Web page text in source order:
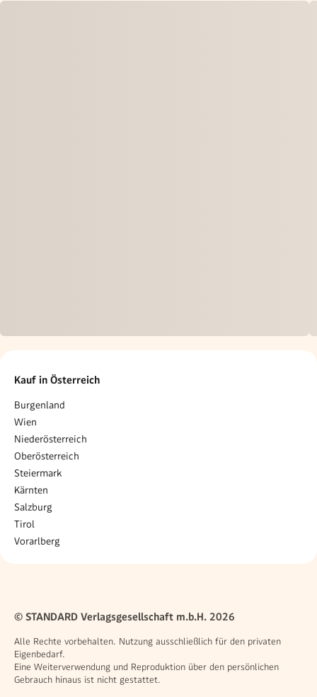
Kauf in Österreich
Burgenland
Wien
Niederösterreich
Oberösterreich
Steiermark
Kärnten
Salzburg
Tirol
Vorarlberg
© STANDARD Verlagsgesellschaft m.b.H. 2026
Alle Rechte vorbehalten. Nutzung ausschließlich für den privaten
Eigenbedarf.
Eine Weiterverwendung und Reproduktion über den persönlichen
Gebrauch hinaus ist nicht gestattet.